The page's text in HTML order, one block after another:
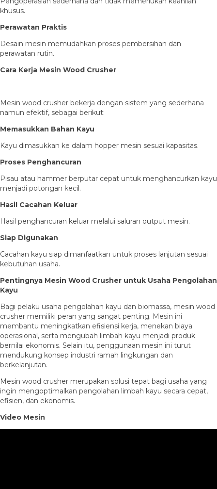
khusus.
Perawatan Praktis
Desain mesin memudahkan proses pembersihan dan
perawatan rutin.
Cara Kerja Mesin Wood Crusher
Mesin wood crusher bekerja dengan sistem yang sederhana
namun efektif, sebagai berikut:
Memasukkan Bahan Kayu
Kayu dimasukkan ke dalam hopper mesin sesuai kapasitas.
Proses Penghancuran
Pisau atau hammer berputar cepat untuk menghancurkan kayu
menjadi potongan kecil.
Hasil Cacahan Keluar
Hasil penghancuran keluar melalui saluran output mesin.
Siap Digunakan
Cacahan kayu siap dimanfaatkan untuk proses lanjutan sesuai
kebutuhan usaha.
Pentingnya Mesin Wood Crusher untuk Usaha Pengolahan
Kayu
Bagi pelaku usaha pengolahan kayu dan biomassa, mesin wood
crusher memiliki peran yang sangat penting. Mesin ini
membantu meningkatkan efisiensi kerja, menekan biaya
operasional, serta mengubah limbah kayu menjadi produk
bernilai ekonomis. Selain itu, penggunaan mesin ini turut
mendukung konsep industri ramah lingkungan dan
berkelanjutan.
Mesin wood crusher merupakan solusi tepat bagi usaha yang
ingin mengoptimalkan pengolahan limbah kayu secara cepat,
efisien, dan ekonomis.
Video Mesin